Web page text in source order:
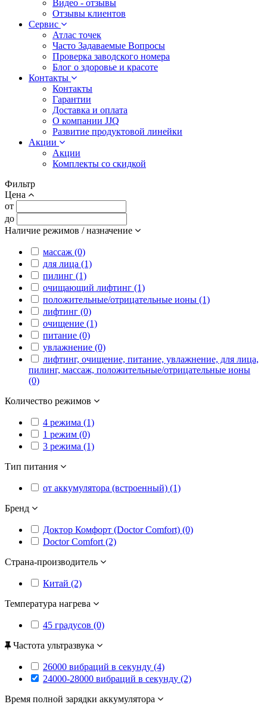
Видео - отзывы
Отзывы клиентов
Сервис
Атлас точек
Часто Задаваемые Вопросы
Проверка заводского номера
Блог о здоровье и красоте
Контакты
Контакты
Гарантии
Доставка и оплата
О компании JJQ
Развитие продуктовой линейки
Акции
Акции
Комплекты со скидкой
Фильтр
Цена
от
до
Наличие режимов / назначение
массаж (0)
для лица (1)
пилинг (1)
очищающий лифтинг (1)
положительные/отрицательные ионы (1)
лифтинг (0)
очищение (1)
питание (0)
увлажнение (0)
лифтинг, очищение, питание, увлажнение, для лица,
пилинг, массаж, положительные/отрицательные ионы
(0)
Количество режимов
4 режима (1)
1 режим (0)
3 режима (1)
Тип питания
от аккумулятора (встроенный) (1)
Бренд
Доктор Комфорт (Doctor Comfort) (0)
Doctor Comfort (2)
Страна-производитель
Китай (2)
Температура нагрева
45 градусов (0)
Частота ультразвука
26000 вибраций в секунду (4)
24000-28000 вибраций в секунду (2)
Время полной зарядки аккумулятора